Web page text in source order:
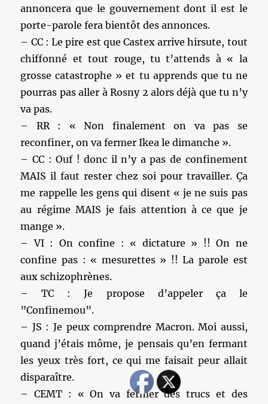
annoncera que le gouvernement dont il est le
porte-parole fera bientôt des annonces.
– CC : Le pire est que Castex arrive hirsute, tout
chiffonné et tout rouge, tu t’attends à « la
grosse catastrophe » et tu apprends que tu ne
pourras pas aller à Rosny 2 alors déjà que tu n’y
va pas.
– RR : « Non finalement on va pas se
reconfiner, on va fermer Ikea le dimanche ».
– CC : Ouf ! donc il n’y a pas de confinement
MAIS il faut rester chez soi pour travailler. Ça
me rappelle les gens qui disent « je ne suis pas
au régime MAIS je fais attention à ce que je
mange ».
– VI : On confine : « dictature » !! On ne
confine pas : « mesurettes » !! La parole est
aux schizophrènes.
– TC : Je propose d’appeler ça le
”Confinemou”.
– JS : Je peux comprendre Macron. Moi aussi,
quand j’étais môme, je pensais qu’en fermant
les yeux très fort, ce qui me faisait peur allait
disparaître.
– CEMT : « On va fermer des trucs et des